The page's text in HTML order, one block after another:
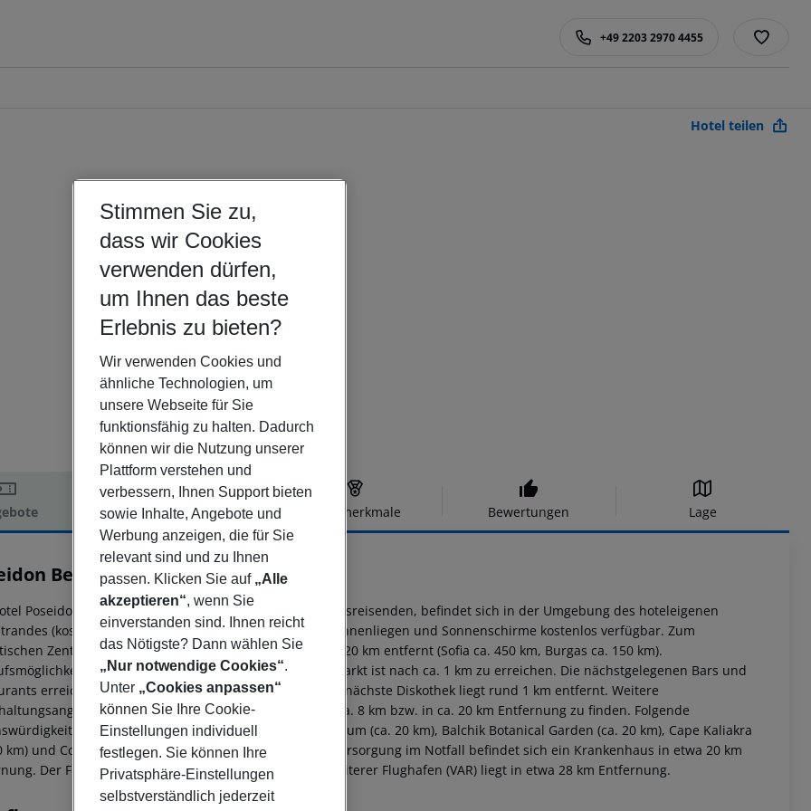
+49 2203 2970 4455
Hotel teilen
Hotelbeschreibung Hotelmerkmale Bewertungen Lage
Beach Resort
5
Poseidon Beach Resort , beliebt speziell bei Hochzeitsreisenden, befindet sich in der Umgebung des hoteleigenen
(kostenloses Strand-Shuttle). Am Strand sind Sonnenliegen und Sonnenschirme kostenlos verfügbar. Zum
Zentrum sind es ca. 1 km. Die Stadt Varna ist ca. 20 km entfernt (Sofia ca. 450 km, Burgas ca. 150 km).
liegen ca. 20 km vom Hotel, ein Supermarkt ist nach ca. 1 km zu erreichen. Die nächstgelegenen Bars und
erreichen Sie ebenfalls nach rund 1 km. Auch die nächste Diskothek liegt rund 1 km entfernt. Weitere
wie ein Kino und ein Theater sind in ca. 8 km bzw. in ca. 20 km Entfernung zu finden. Folgende
sind vom Hotel aus erreichbar: Dolphinarium (ca. 20 km), Balchik Botanical Garden (ca. 20 km), Cape Kaliakra
km) und Complex Kamchia (ca. 40 km). Zur ärztlichen Versorgung im Notfall befindet sich ein Krankenhaus in etwa 20 km
Der Flughafen (BOJ) ist ca. 127 km entfernt. Ein weiterer Flughafen (VAR) liegt in etwa 28 km Entfernung.
Stimmen Sie zu,
dass wir Cookies
verwenden dürfen,
um Ihnen das beste
Erlebnis zu bieten?
Wir verwenden Cookies und
ähnliche Technologien, um
unsere Webseite für Sie
funktionsfähig zu halten. Dadurch
können wir die Nutzung unserer
Plattform verstehen und
verbessern, Ihnen Support bieten
sowie Inhalte, Angebote und
Werbung anzeigen, die für Sie
relevant sind und zu Ihnen
passen. Klicken Sie auf „Alle
akzeptieren“, wenn Sie
einverstanden sind. Ihnen reicht
das Nötigste? Dann wählen Sie
„Nur notwendige Cookies“.
Unter „Cookies anpassen“
können Sie Ihre Cookie-
Einstellungen individuell
festlegen. Sie können Ihre
Privatsphäre-Einstellungen
selbstverständlich jederzeit